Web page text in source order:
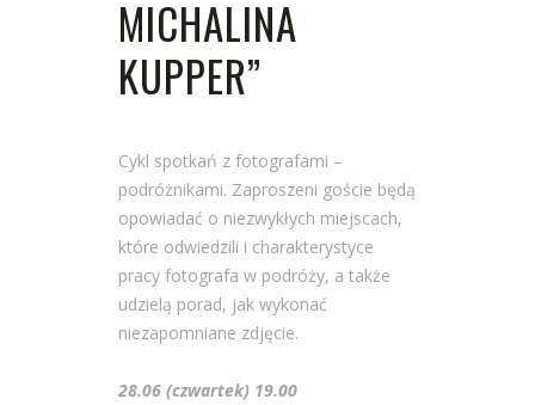
MICHALINA
KUPPER”
Cykl spotkań z fotografami –
podróżnikami. Zaproszeni goście będą
opowiadać o niezwykłych miejscach,
które odwiedzili i charakterystyce
pracy fotografa w podróży, a także
udzielą porad, jak wykonać
niezapomniane zdjęcie.
28.06 (czwartek) 19.00